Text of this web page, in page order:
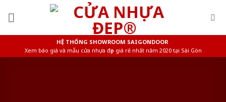
HỆ THỐNG SHOWROOM SAIGONDOOR
Xem báo giá và mẫu cửa nhựa đẹp giá rẻ nhất năm 2020 tại Sài Gòn